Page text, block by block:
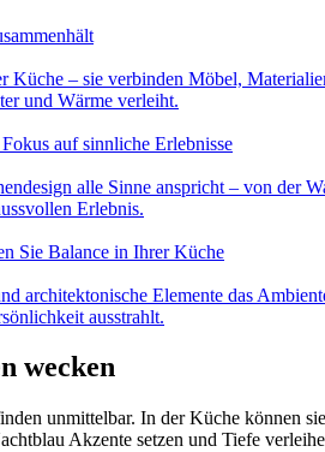
Küche – sie verbinden Möbel,
und Wärme verleiht.
auf sinnliche Erlebnisse
alle Sinne anspricht – von
Erlebnis.
Sie Balance in Ihrer Küche
architektonische Elemente das
ausstrahlt.
wecken
unmittelbar. In der Küche können
Akzente setzen und Tiefe